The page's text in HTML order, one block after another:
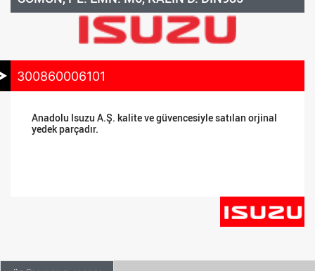
300860006101
Anadolu Isuzu A.Ş. kalite ve güvencesiyle satılan orjinal
yedek parçadır.